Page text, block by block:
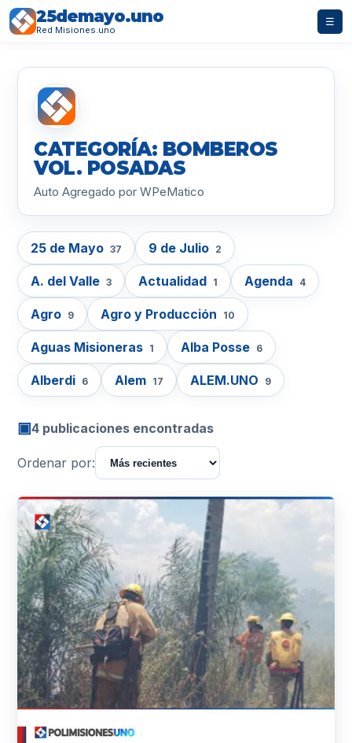
25demayo.uno
Red Misiones.uno
☰
CATEGORÍA: BOMBEROS
VOL. POSADAS
Auto Agregado por WPeMatico
25 de Mayo 37 9 de Julio 2
A. del Valle 3 Actualidad 1 Agenda 4
Agro 9 Agro y Producción 10
Aguas Misioneras 1 Alba Posse 6
Alberdi 6 Alem 17 ALEM.UNO 9
▣4 publicaciones encontradas
Ordenar por: